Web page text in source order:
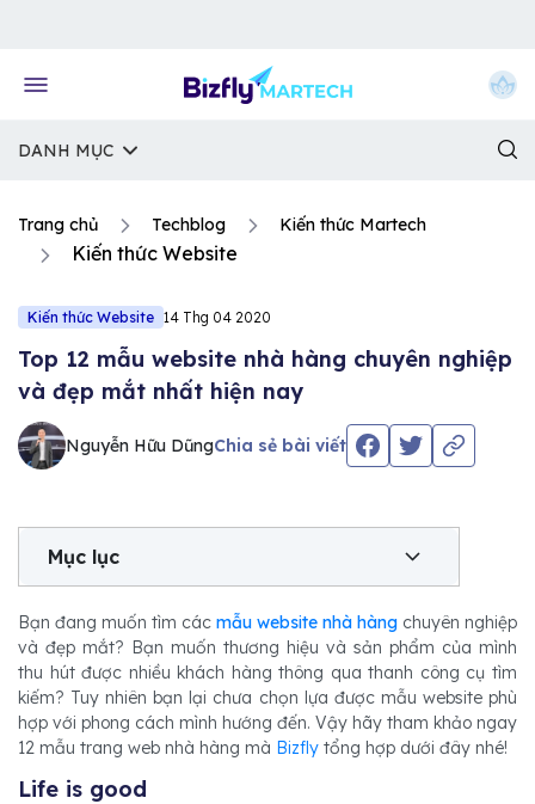
DANH MỤC
Trang chủ Techblog Kiến thức Martech
Kiến thức Website
Kiến thức Website 14 Thg 04 2020
Top 12 mẫu website nhà hàng chuyên nghiệp
và đẹp mắt nhất hiện nay
Nguyễn Hữu DũngChia sẻ bài viết
Mục lục
Bạn đang muốn tìm các mẫu website nhà hàng chuyên nghiệp
và đẹp mắt? Bạn muốn thương hiệu và sản phẩm của mình
thu hút được nhiều khách hàng thông qua thanh công cụ tìm
kiếm? Tuy nhiên bạn lại chưa chọn lựa được mẫu website phù
hợp với phong cách mình hướng đến. Vậy hãy tham khảo ngay
12 mẫu trang web nhà hàng mà Bizfly tổng hợp dưới đây nhé!
Life is good